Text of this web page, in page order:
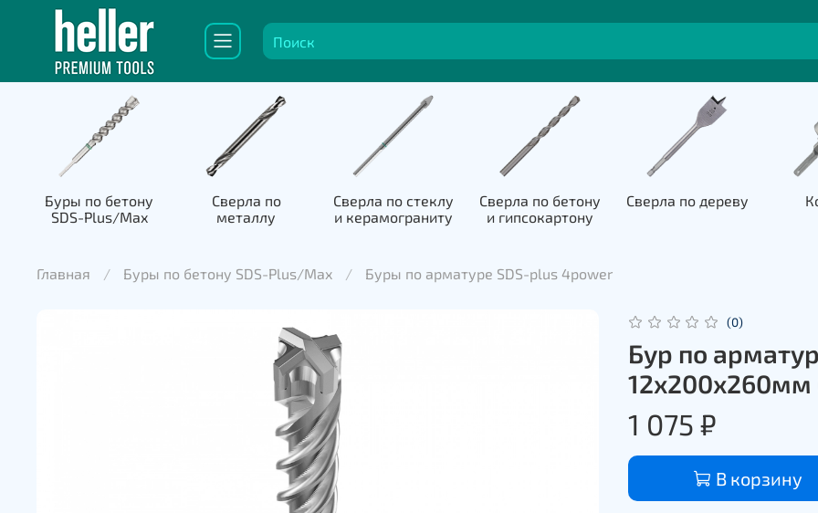
Буры по бетону
SDS-Plus/Max
Сверла по
металлу
Сверла по стеклу
и керамограниту
Сверла по бетону
и гипсокартону
Сверла по дереву
Главная Буры по бетону SDS-Plus/Max Буры по арматуре SDS-plus 4power
(0)
Бур по
12х200х260мм
1 075 ₽
В корзину